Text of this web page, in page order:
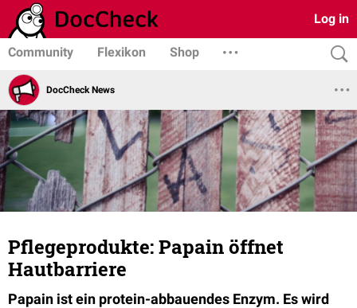
Log in
Community Flexikon Shop
DocCheck News
Pflegeprodukte: Papain öffnet
Hautbarriere
Papain ist ein protein-abbauendes Enzym. Es wird